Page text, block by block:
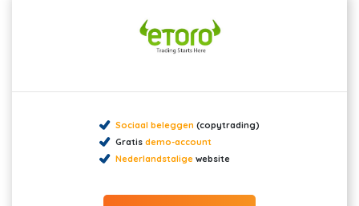
Sociaal beleggen (copytrading)
Gratis demo-account
Nederlandstalige website